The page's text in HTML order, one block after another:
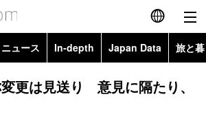
English
简体字
ニュース In-depth Japan Data 旅と
Topics
変更は見送り 意見に隔たり、